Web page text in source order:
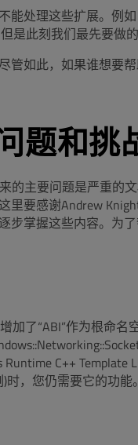
能处理这些扩展。
是此刻我们最先要做
管如此，如果谁想要
题和挑
的主要问题是严重的
里要感谢Andrew
步掌握这些内容。为
了“ABI”作为根命名
Runtime C++
，您仍需要它的功能。